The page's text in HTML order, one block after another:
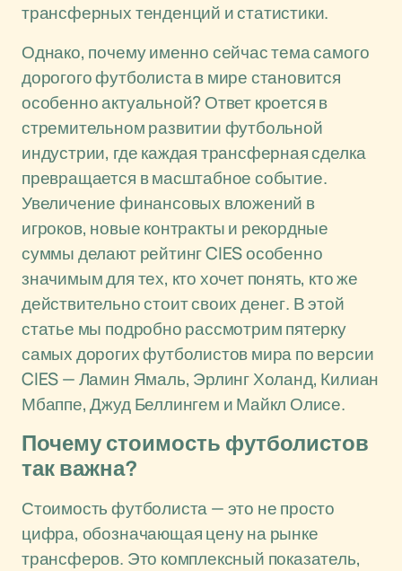
трансферных тенденций и статистики.
Однако, почему именно сейчас тема самого
дорогого футболиста в мире становится
особенно актуальной? Ответ кроется в
стремительном развитии футбольной
индустрии, где каждая трансферная сделка
превращается в масштабное событие.
Увеличение финансовых вложений в
игроков, новые контракты и рекордные
суммы делают рейтинг CIES особенно
значимым для тех, кто хочет понять, кто же
действительно стоит своих денег. В этой
статье мы подробно рассмотрим пятерку
самых дорогих футболистов мира по версии
CIES — Ламин Ямаль, Эрлинг Холанд, Килиан
Мбаппе, Джуд Беллингем и Майкл Олисе.
Почему стоимость футболистов
так важна?
Стоимость футболиста — это не просто
цифра, обозначающая цену на рынке
трансферов. Это комплексный показатель,